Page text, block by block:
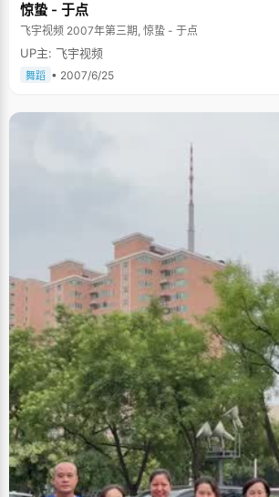
惊蛰 - 于点
飞宇视频 2007年第三期, 惊蛰 - 于点
UP主: 飞宇视频
舞蹈 • 2007/6/25